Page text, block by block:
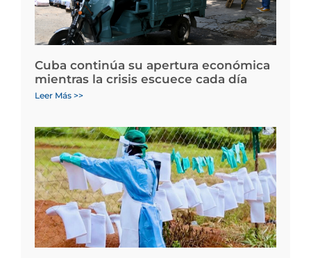
Cuba continúa su apertura económica
mientras la crisis escuece cada día
Leer Más >>